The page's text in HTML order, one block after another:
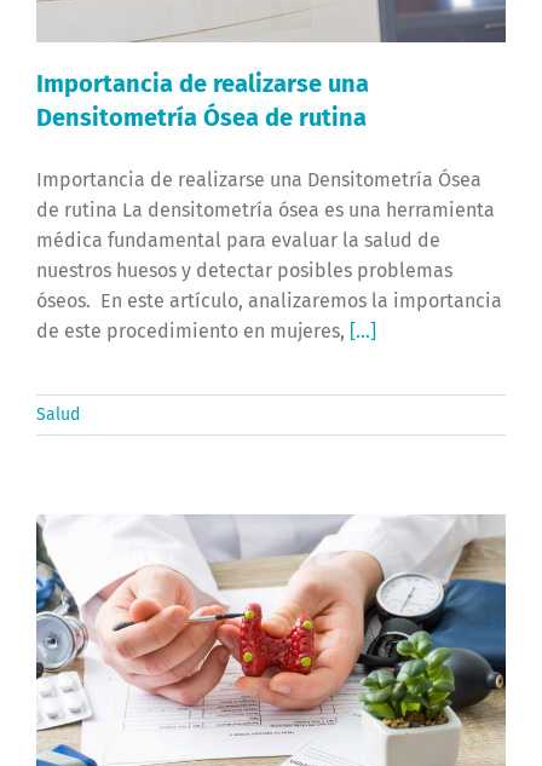
Importancia de realizarse una
Densitometría Ósea de rutina
Importancia de realizarse una Densitometría Ósea
de rutina La densitometría ósea es una herramienta
médica fundamental para evaluar la salud de
nuestros huesos y detectar posibles problemas
óseos. En este artículo, analizaremos la importancia
de este procedimiento en mujeres, [...]
Salud